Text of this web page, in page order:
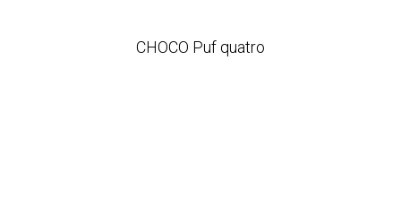
CHOCO Puf quatro